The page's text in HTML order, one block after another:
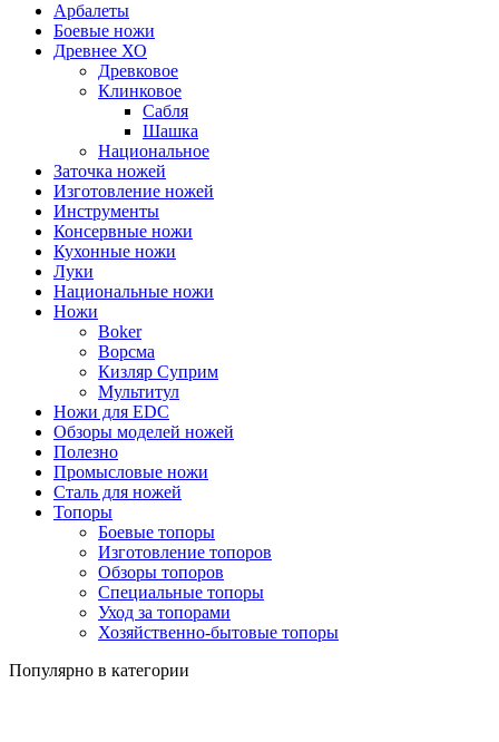
Арбалеты
Боевые ножи
Древнее ХО
Древковое
Клинковое
Сабля
Шашка
Национальное
Заточка ножей
Изготовление ножей
Инструменты
Консервные ножи
Кухонные ножи
Луки
Национальные ножи
Ножи
Boker
Ворсма
Кизляр Суприм
Мультитул
Ножи для EDC
Обзоры моделей ножей
Полезно
Промысловые ножи
Сталь для ножей
Топоры
Боевые топоры
Изготовление топоров
Обзоры топоров
Специальные топоры
Уход за топорами
Хозяйственно-бытовые топоры
Популярно в категории